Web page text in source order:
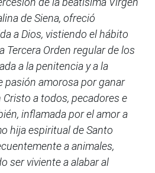
de Siena, ofreció
a Dios, vistiendo el hábito
Tercera Orden regular de los
a la penitencia y a la
pasión amorosa por ganar
Cristo a todos, pecadores e
inflamada por el amor a
hija espiritual de Santo
a animales,
ser viviente a alabar al